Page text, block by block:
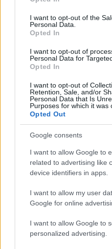
use your data for below
consent section.
I want to opt-out of the
Personal Data.
Opted In
I want to opt-out of
Personal Data for
Opted In
I want to opt-out of
Retention, Sale, and/or
Personal Data that Is
Purposes for which it was
Opted Out
Google consents
I want to allow Google to
related to advertising like
device identifiers in apps.
I want to allow my user
Google for online
I want to allow Google to
personalized advertising.
ma konyhatündérként
Bak (12. 22-01. 20.)
családapát láss benne,
ház udvarán közös
Vízöntő (01. 21-02. 19.)A
maradj hű önmagadhoz,
azok rosszallását, akik a
valónak tartják az
Halak (02. 20-03. 20.)
de állandó
ne csodálkozz azon, ha ő
hány a közeledési